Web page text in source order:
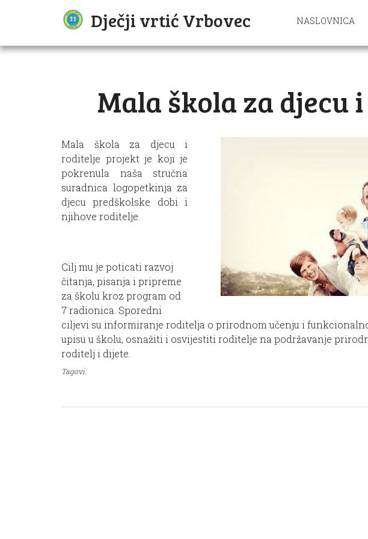
Dječji vrtić Vrbovec NASLOVNICA
Mala škola za djecu
Mala škola za djecu i
roditelje projekt je koji je
pokrenula naša stručna
suradnica logopetkinja za
djecu predškolske dobi i
njihove roditelje.
Cilj mu je poticati razvoj
čitanja, pisanja i pripreme
za školu kroz program od
7 radionica. Sporedni
ciljevi su informiranje roditelja o prirodnom učenju i
upisu u školu, osnažiti i osvijestiti roditelje na podržavanje
roditelj i dijete.
Tagovi: